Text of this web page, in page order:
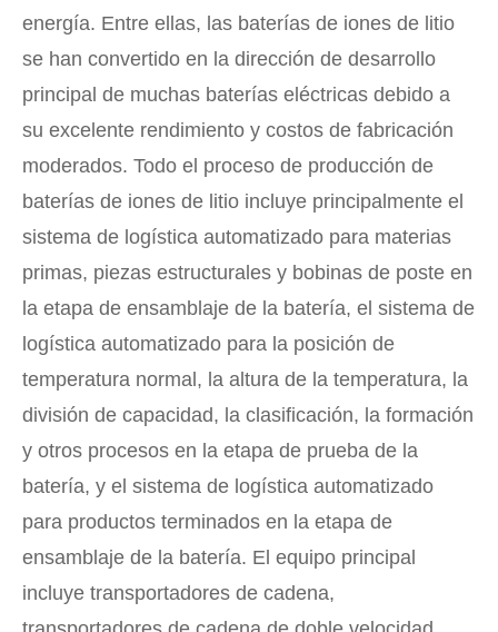
energía. Entre ellas, las baterías de iones de litio
se han convertido en la dirección de desarrollo
principal de muchas baterías eléctricas debido a
su excelente rendimiento y costos de fabricación
moderados. Todo el proceso de producción de
baterías de iones de litio incluye principalmente el
sistema de logística automatizado para materias
primas, piezas estructurales y bobinas de poste en
la etapa de ensamblaje de la batería, el sistema de
logística automatizado para la posición de
temperatura normal, la altura de la temperatura, la
división de capacidad, la clasificación, la formación
y otros procesos en la etapa de prueba de la
batería, y el sistema de logística automatizado
para productos terminados en la etapa de
ensamblaje de la batería. El equipo principal
incluye transportadores de cadena,